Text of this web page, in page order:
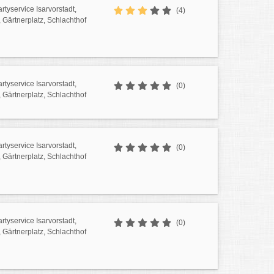
Isarvorstadt,
Schlachthof
(4)
Isarvorstadt,
Schlachthof
(0)
Isarvorstadt,
Schlachthof
(0)
Isarvorstadt,
Schlachthof
(0)